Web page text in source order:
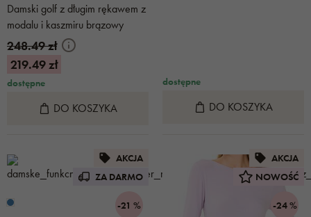
Damski golf z długim rękawem z
modalu i kaszmiru brązowy
248.49 zł
219.49 zł
dostępne
DO KOSZYKA
dostępne
DO KOSZYKA
AKCJA
ZA DARMO
-21 %
AKCJA
NOWOŚĆ
-24 %